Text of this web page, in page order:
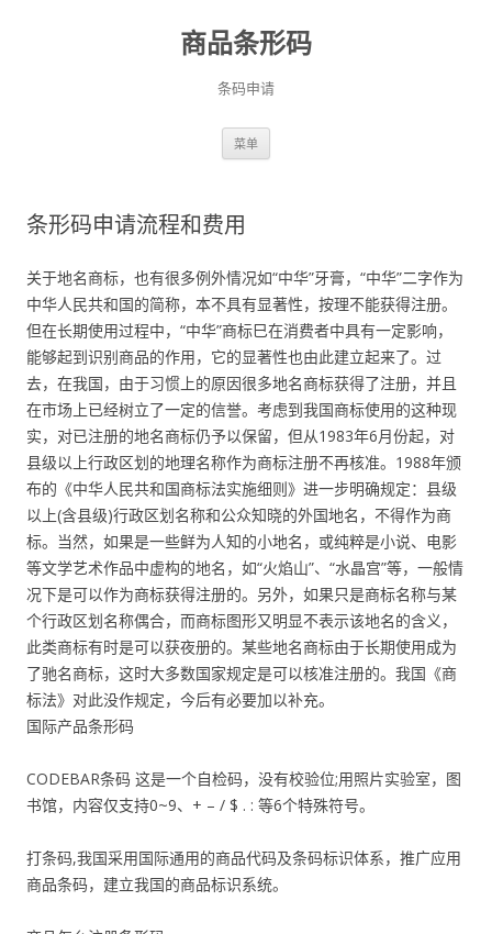
商品条形码
条码申请
菜单
条形码申请流程和费用
关于地名商标，也有很多例外情况如“中华”牙膏，“中华”二字作为
中华人民共和国的简称，本不具有显著性，按理不能获得注册。
但在长期使用过程中，“中华”商标巳在消费者中具有一定影响，
能够起到识别商品的作用，它的显著性也由此建立起来了。过
去，在我国，由于习惯上的原因很多地名商标获得了注册，并且
在市场上已经树立了一定的信誉。考虑到我国商标使用的这种现
实，对已注册的地名商标仍予以保留，但从1983年6月份起，对
县级以上行政区划的地理名称作为商标注册不再核准。1988年颁
布的《中华人民共和国商标法实施细则》进一步明确规定：县级
以上(含县级)行政区划名称和公众知晓的外国地名，不得作为商
标。当然，如果是一些鲜为人知的小地名，或纯粹是小说、电影
等文学艺术作品中虚构的地名，如“火焰山”、“水晶宫”等，一般情
况下是可以作为商标获得注册的。另外，如果只是商标名称与某
个行政区划名称偶合，而商标图形又明显不表示该地名的含义，
此类商标有时是可以获夜册的。某些地名商标由于长期使用成为
了驰名商标，这时大多数国家规定是可以核准注册的。我国《商
标法》对此没作规定，今后有必要加以补充。
国际产品条形码
CODEBAR条码 这是一个自检码，没有校验位;用照片实验室，图
书馆，内容仅支持0~9、+ – / $ . : 等6个特殊符号。
打条码,我国采用国际通用的商品代码及条码标识体系，推广应用
商品条码，建立我国的商品标识系统。